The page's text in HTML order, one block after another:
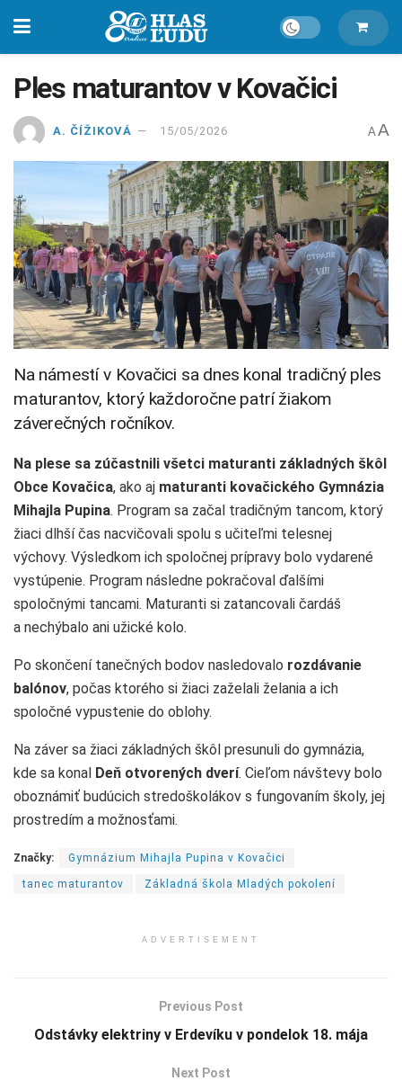
Ples maturantov v Kovačici
A. ČÍŽIKOVÁ 15/05/2026 A A
Na námestí v Kovačici sa dnes konal tradičný ples
maturantov, ktorý každoročne patrí žiakom
záverečných ročníkov.
Na plese sa zúčastnili všetci maturanti základných škôl
Obce Kovačica, ako aj maturanti kovačického Gymnázia
Mihajla Pupina. Program sa začal tradičným tancom, ktorý
žiaci dlhší čas nacvičovali spolu s učiteľmi telesnej
výchovy. Výsledkom ich spoločnej prípravy bolo vydarené
vystúpenie. Program následne pokračoval ďalšími
spoločnými tancami. Maturanti si zatancovali čardáš
a nechýbalo ani užické kolo.
Po skončení tanečných bodov nasledovalo rozdávanie
balónov, počas ktorého si žiaci zaželali želania a ich
spoločné vypustenie do oblohy.
Na záver sa žiaci základných škôl presunuli do gymnázia,
kde sa konal Deň otvorených dverí. Cieľom návštevy bolo
oboznámiť budúcich stredoškolákov s fungovaním školy, jej
prostredím a možnosťami.
Značky: Gymnázium Mihajla Pupina v Kovačici
tanec maturantov Základná škola Mladých pokolení
ADVERTISEMENT
Previous Post
Odstávky elektriny v Erdevíku v pondelok 18. mája
Next Post